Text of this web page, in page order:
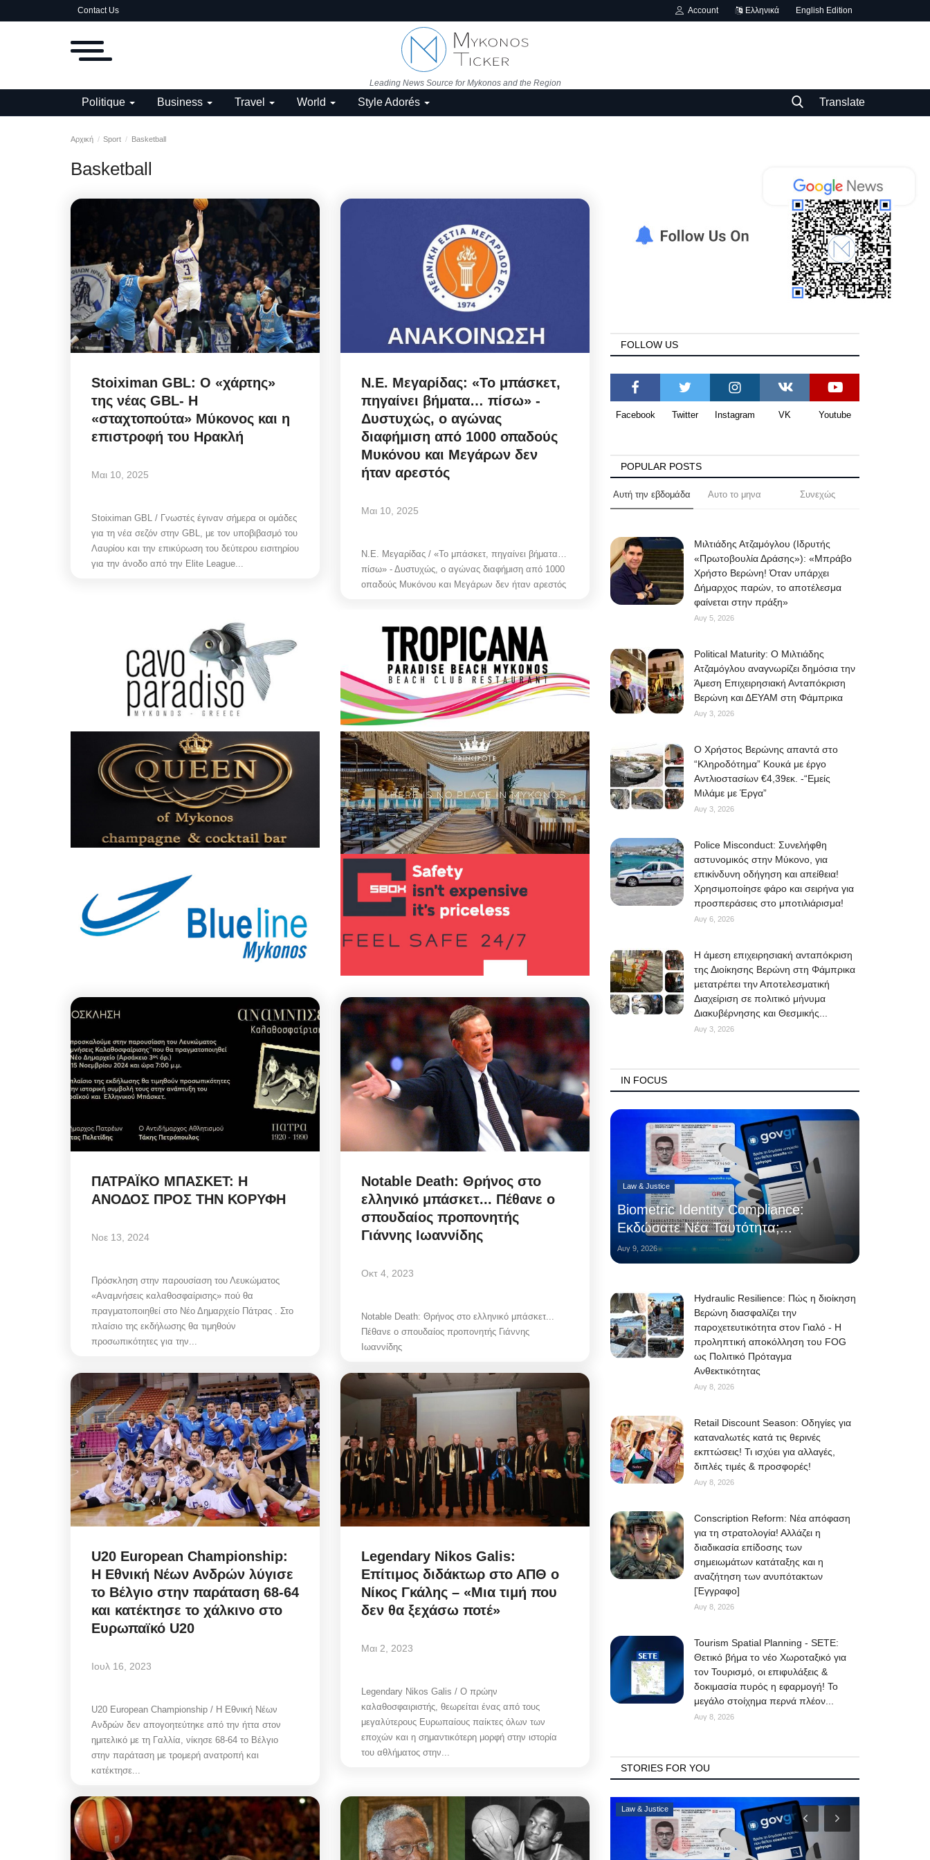
Contact Us Account Ελληνικά English Edition
Leading News Source for Mykonos and the Region
Politique Business Travel World Style Adorés Translate
Αρχική Sport Basketball
Basketball
Stoiximan GBL: Ο «χάρτης»
της νέας GBL- H
«σταχτοπούτα» Μύκονος και η
επιστροφή του Ηρακλή
Μαι 10, 2025
Stoiximan GBL / Γνωστές έγιναν σήμερα οι ομάδες
για τη νέα σεζόν στην GBL, με τον υποβιβασμό του
Λαυρίου και την επικύρωση του δεύτερου εισιτηρίου
για την άνοδο από την Elite League...
Ν.Ε. Μεγαρίδας: «Το μπάσκετ,
πηγαίνει βήματα… πίσω» -
Δυστυχώς, ο αγώνας
διαφήμιση από 1000 οπαδούς
Μυκόνου και Μεγάρων δεν
ήταν αρεστός
Μαι 10, 2025
Ν.Ε. Μεγαρίδας / «Το μπάσκετ, πηγαίνει βήματα…
πίσω» - Δυστυχώς, ο αγώνας διαφήμιση από 1000
οπαδούς Μυκόνου και Μεγάρων δεν ήταν αρεστός
ΠΑΤΡΑΪΚΟ ΜΠΑΣΚΕΤ: Η
ΑΝΟΔΟΣ ΠΡΟΣ ΤΗΝ ΚΟΡΥΦΗ
Νοε 13, 2024
Πρόσκληση στην παρουσίαση του Λευκώματος
«Αναμνήσεις καλαθοσφαίρισης» πού θα
πραγματοποιηθεί στο Νέο Δημαρχείο Πάτρας . Στο
πλαίσιο της εκδήλωσης θα τιμηθούν
προσωπικότητες για την...
Notable Death: Θρήνος στο
ελληνικό μπάσκετ... Πέθανε ο
σπουδαίος προπονητής
Γιάννης Ιωαννίδης
Οκτ 4, 2023
Notable Death: Θρήνος στο ελληνικό μπάσκετ...
Πέθανε ο σπουδαίος προπονητής Γιάννης
Ιωαννίδης
U20 European Championship:
Η Εθνική Νέων Ανδρών λύγισε
το Βέλγιο στην παράταση 68-64
και κατέκτησε το χάλκινο στο
Ευρωπαϊκό U20
Ιουλ 16, 2023
U20 European Championship / Η Εθνική Νέων
Ανδρών δεν απογοητεύτηκε από την ήττα στον
ημιτελικό με τη Γαλλία, νίκησε 68-64 το Βέλγιο
στην παράταση με τρομερή ανατροπή και
κατέκτησε...
Legendary Nikos Galis:
Επίτιμος διδάκτωρ στο ΑΠΘ ο
Νίκος Γκάλης – «Μια τιμή που
δεν θα ξεχάσω ποτέ»
Μαι 2, 2023
Legendary Nikos Galis / O πρώην
καλαθοσφαιριστής, θεωρείται ένας από τους
μεγαλύτερους Ευρωπαίους παίκτες όλων των
εποχών και η σημαντικότερη μορφή στην ιστορία
του αθλήματος στην...
FOLLOW US
Facebook Twitter Instagram VK Youtube
POPULAR POSTS
Αυτή την εβδομάδα Αυτο το μηνα Συνεχώς
Μιλτιάδης Ατζαμόγλου (Ιδρυτής
«Πρωτοβουλία Δράσης»): «Μπράβο
Χρήστο Βερώνη! Όταν υπάρχει
Δήμαρχος παρών, το αποτέλεσμα
φαίνεται στην πράξη»
Αυγ 5, 2026
Political Maturity: Ο Μιλτιάδης
Ατζαμόγλου αναγνωρίζει δημόσια την
Άμεση Επιχειρησιακή Ανταπόκριση
Βερώνη και ΔΕΥΑΜ στη Φάμπρικα
Αυγ 3, 2026
O Χρήστος Βερώνης απαντά στο
“Κληροδότημα” Κουκά με έργο
Αντλιοστασίων €4,39εκ. -“Εμείς
Μιλάμε με Έργα”
Αυγ 3, 2026
Police Misconduct: Συνελήφθη
αστυνομικός στην Μύκονο, για
επικίνδυνη οδήγηση και απείθεια!
Χρησιμοποίησε φάρο και σειρήνα για
προσπεράσεις στο μποτιλιάρισμα!
Αυγ 6, 2026
Η άμεση επιχειρησιακή ανταπόκριση
της Διοίκησης Βερώνη στη Φάμπρικα
μετατρέπει την Αποτελεσματική
Διαχείριση σε πολιτικό μήνυμα
Διακυβέρνησης και Θεσμικής...
Αυγ 3, 2026
IN FOCUS
Law & Justice
Biometric Identity Compliance:
Εκδώσατε Νέα Ταυτότητα;...
Αυγ 9, 2026
Hydraulic Resilience: Πώς η διοίκηση
Βερώνη διασφαλίζει την
παροχετευτικότητα στον Γιαλό - Η
προληπτική αποκόλληση του FOG
ως Πολιτικό Πρόταγμα
Ανθεκτικότητας
Αυγ 8, 2026
Retail Discount Season: Οδηγίες για
καταναλωτές κατά τις θερινές
εκπτώσεις! Τι ισχύει για αλλαγές,
διπλές τιμές & προσφορές!
Αυγ 8, 2026
Conscription Reform: Νέα απόφαση
για τη στρατολογία! Αλλάζει η
διαδικασία επίδοσης των
σημειωμάτων κατάταξης και η
αναζήτηση των ανυπότακτων
[Έγγραφο]
Αυγ 8, 2026
Tourism Spatial Planning - SETE:
Θετικό βήμα το νέο Χωροταξικό για
τον Τουρισμό, οι επιφυλάξεις &
δοκιμασία πυρός η εφαρμογή! Το
μεγάλο στοίχημα περνά πλέον...
Αυγ 8, 2026
STORIES FOR YOU
Frontpages Law & Justice Mykonos Δ.Ε.Υ.Α. Μυκόνου